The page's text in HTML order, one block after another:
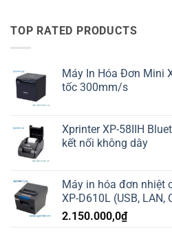
TOP RATED PRODUCTS
Máy In Hóa Đơn Mini
tốc 300mm/s
Xprinter XP-58IIH
kết nối không dây
Máy in hóa đơn nhiệt
XP-D610L (USB, LAN,
2.150.000,0₫